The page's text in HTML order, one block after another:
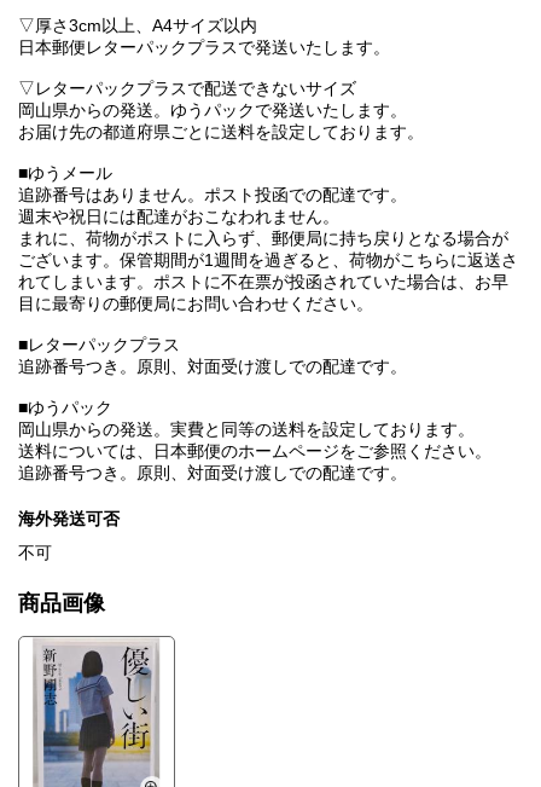
▽厚さ3cm以上、A4サイズ以内
日本郵便レターパックプラスで発送いたします。
▽レターパックプラスで配送できないサイズ
岡山県からの発送。ゆうパックで発送いたします。
お届け先の都道府県ごとに送料を設定しております。
■ゆうメール
追跡番号はありません。ポスト投函での配達です。
週末や祝日には配達がおこなわれません。
まれに、荷物がポストに入らず、郵便局に持ち戻りとなる場合が
ございます。保管期間が1週間を過ぎると、荷物がこちらに返送さ
れてしまいます。ポストに不在票が投函されていた場合は、お早
目に最寄りの郵便局にお問い合わせください。
■レターパックプラス
追跡番号つき。原則、対面受け渡しでの配達です。
■ゆうパック
岡山県からの発送。実費と同等の送料を設定しております。
送料については、日本郵便のホームページをご参照ください。
追跡番号つき。原則、対面受け渡しでの配達です。
海外発送可否
不可
商品画像